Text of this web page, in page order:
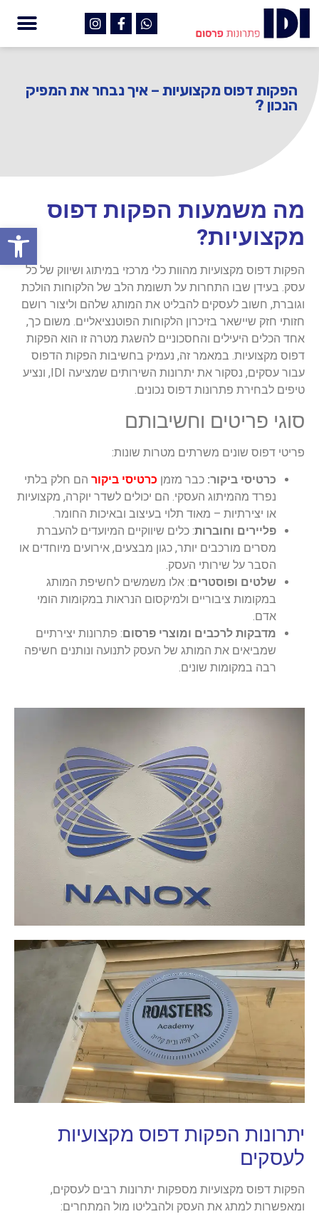
הפקות דפוס מקצועיות – איך נבחר את המפיק
הנכון ?
מה משמעות הפקות דפוס
מקצועיות?
הפקות דפוס מקצועיות מהוות כלי מרכזי במיתוג ושיווק של כל
עסק. בעידן שבו התחרות על תשומת הלב של הלקוחות הולכת
וגוברת, חשוב לעסקים להבליט את המותג שלהם וליצור רושם
חזותי חזק שיישאר בזיכרון הלקוחות הפוטנציאליים. משום כך,
אחד הכלים היעילים והחסכוניים להשגת מטרה זו הוא הפקות
דפוס מקצועיות. במאמר זה, נעמיק בחשיבות הפקות הדפוס
עבור עסקים, נסקור את יתרונות השירותים שמציעה IDI, ונציע
טיפים לבחירת פתרונות דפוס נכונים.
סוגי פריטים וחשיבותם
פריטי דפוס שונים משרתים מטרות שונות:
כרטיסי ביקור: כבר מזמן כרטיסי ביקור הם חלק בלתי
נפרד מהמיתוג העסקי. הם יכולים לשדר יוקרה, מקצועיות
או יצירתיות – מאוד תלוי בעיצוב ובאיכות החומר.
פליירים וחוברות: כלים שיווקיים המיועדים להעברת
מסרים מורכבים יותר, כגון מבצעים, אירועים מיוחדים או
הסבר על שירותי העסק.
שלטים ופוסטרים: אלו משמשים לחשיפת המותג
במקומות ציבוריים ולמיקסום הנראות במקומות הומי
אדם.
מדבקות לרכבים ומוצרי פרסום: פתרונות יצירתיים
שמביאים את המותג של העסק לתנועה ונותנים חשיפה
רבה במקומות שונים.
יתרונות הפקות דפוס מקצועיות
לעסקים
הפקות דפוס מקצועיות מספקות יתרונות רבים לעסקים,
ומאפשרות למתג את העסק ולהבליטו מול המתחרים: